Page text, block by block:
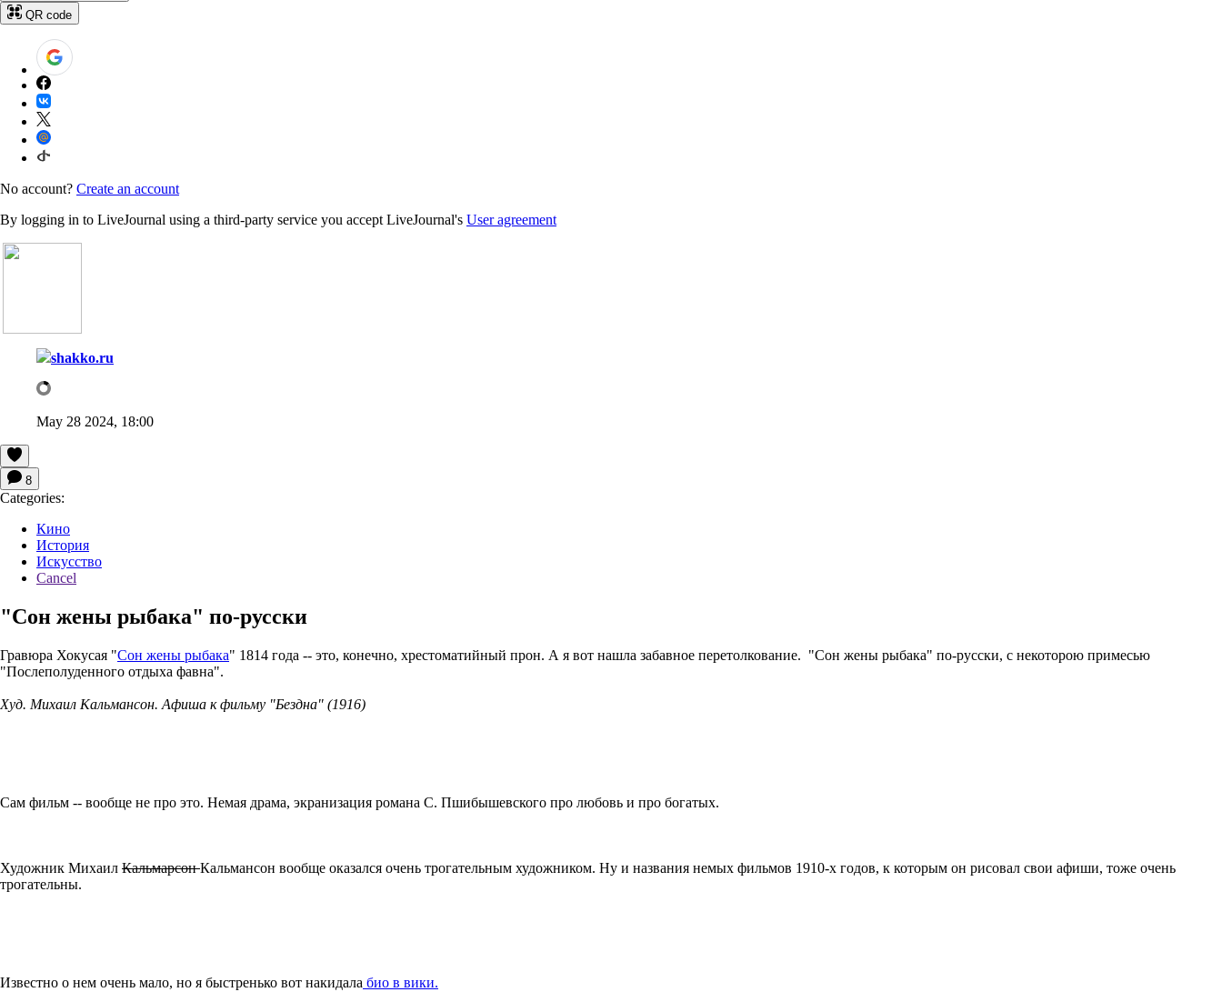
QR code
No account? Create an account
By logging in to LiveJournal using a third-party service you accept LiveJournal's User agreement
shakko.ru
May 28 2024, 18:00
8
Categories:
Кино
История
Искусство
Cancel
"Сон жены рыбака" по-русски
Гравюра Хокусая "Сон жены рыбака" 1814 года -- это, конечно, хрестоматийный прон. А я вот нашла забавное перетолкование. "Сон жены рыбака" по-русски, с некоторою примесью
"Послеполуденного отдыха фавна".
Худ. Михаил Кальмансон. Афиша к фильму "Бездна" (1916)
Сам фильм -- вообще не про это. Немая драма, экранизация романа С. Пшибышевского про любовь и про богатых.
Художник Михаил КальмарсонКальмансон вообще оказался очень трогательным художником. Ну и названия немых фильмов 1910-х годов, к которым он рисовал свои афиши, тоже очень
трогательны.
Известно о нем очень мало, но я быстренько вот накидала био в вики.